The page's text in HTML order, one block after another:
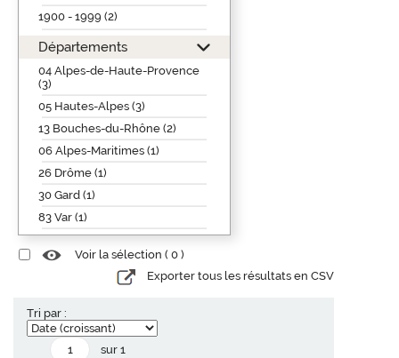
1900 - 1999 (2)
Départements
04 Alpes-de-Haute-Provence
(3)
05 Hautes-Alpes (3)
13 Bouches-du-Rhône (2)
06 Alpes-Maritimes (1)
26 Drôme (1)
30 Gard (1)
83 Var (1)
Voir la sélection ( 0 )
Exporter tous les résultats en CSV
Tri par :
sur 1